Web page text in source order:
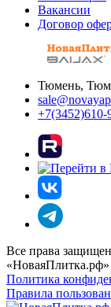
Вакансии
Договор
Тюмень,
+7(3452)610-
Все права
«НоваяПлитка.рф»
Политика
Правила